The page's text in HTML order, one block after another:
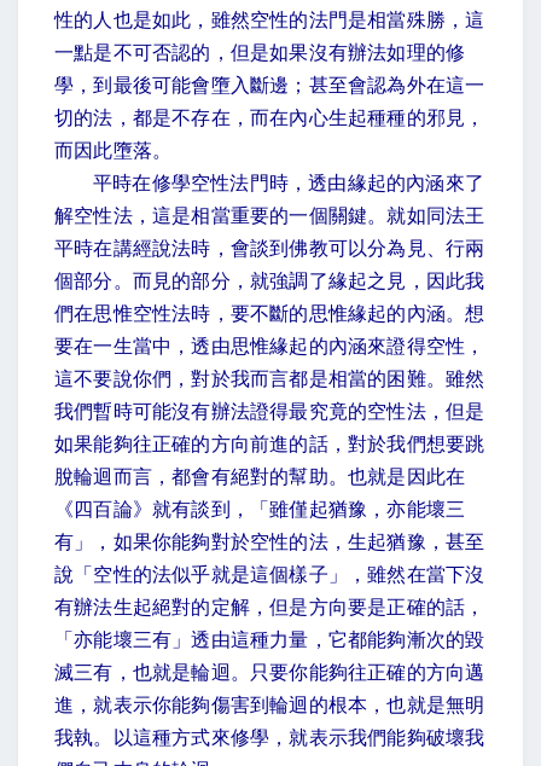
性的人也是如此，雖然空性的法門是相當殊勝，這
一點是不可否認的，但是如果沒有辦法如理的修
學，到最後可能會墮入斷邊；甚至會認為外在這一
切的法，都是不存在，而在內心生起種種的邪見，
而因此墮落。
平時在修學空性法門時，透由緣起的內涵來了
解空性法，這是相當重要的一個關鍵。就如同法王
平時在講經說法時，會談到佛教可以分為見、行兩
個部分。而見的部分，就強調了緣起之見，因此我
們在思惟空性法時，要不斷的思惟緣起的內涵。想
要在一生當中，透由思惟緣起的內涵來證得空性，
這不要說你們，對於我而言都是相當的困難。雖然
我們暫時可能沒有辦法證得最究竟的空性法，但是
如果能夠往正確的方向前進的話，對於我們想要跳
脫輪迴而言，都會有絕對的幫助。也就是因此在
《四百論》就有談到，「雖僅起猶豫，亦能壞三
有」，如果你能夠對於空性的法，生起猶豫，甚至
說「空性的法似乎就是這個樣子」，雖然在當下沒
有辦法生起絕對的定解，但是方向要是正確的話，
「亦能壞三有」透由這種力量，它都能夠漸次的毀
滅三有，也就是輪迴。只要你能夠往正確的方向邁
進，就表示你能夠傷害到輪迴的根本，也就是無明
我執。以這種方式來修學，就表示我們能夠破壞我